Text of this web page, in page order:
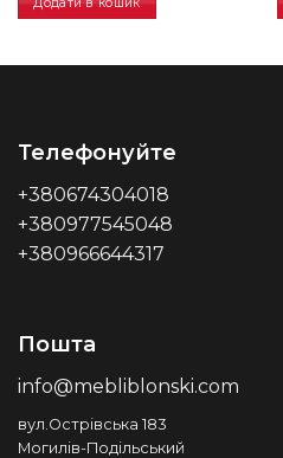
Телефонуйте
+380674304018
+380977545048
+380966644317
Пошта
info@mebliblonski.com
вул.Острівська 183
Могилів-Подільський